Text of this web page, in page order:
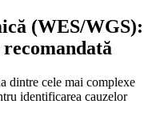
(WES/WGS):
recomandată
dintre cele mai complexe
identificarea cauzelor